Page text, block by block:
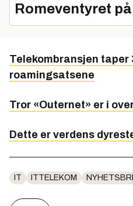
Romeventyret
Telekombransjen taper
roamingsatsene
Tror «Outernet» er i
Dette er verdens
IT ITTELEKOM